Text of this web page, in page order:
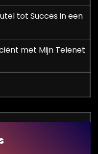
tot Succes in een
met Mijn Telenet